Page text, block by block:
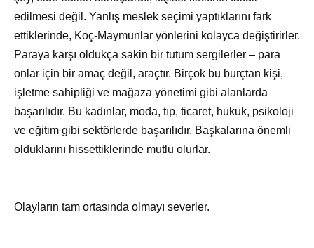
edilmesi değil. Yanlış meslek seçimi yaptıklarını fark
ettiklerinde, Koç-Maymunlar yönlerini kolayca değiştirirler.
Paraya karşı oldukça sakin bir tutum sergilerler – para
onlar için bir amaç değil, araçtır. Birçok bu burçtan kişi,
işletme sahipliği ve mağaza yönetimi gibi alanlarda
başarılıdır. Bu kadınlar, moda, tıp, ticaret, hukuk, psikoloji
ve eğitim gibi sektörlerde başarılıdır. Başkalarına önemli
olduklarını hissettiklerinde mutlu olurlar.
Olayların tam ortasında olmayı severler.